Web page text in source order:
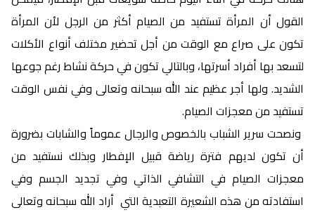
القول أن المرأة تستفيد من الصيام أكثر من الرجل لأن المرأة
تكون على صراع مع الوقت من أجل تحضير مختلف أنواع الأكلات
لتسعد بها أفراد أسرتها، وبالتالي تكون في حركة نشاط رغم جوعها
الشديد. ولها أجر عظيم عند الله سبحانه وتعالى وفي نفس الوقت
تستفيد من معجزات الصيام.
ونصحت سرير الشباب بالخصوص والرجال عموماً والشابات بضرورة
أن تكون لديهم فترة رياضة قبيل الإفطار وبذلك نستفيد من
معجزات الصيام في التشافي الذاتي وفي تجديد الجسم وفي
استفادته من هذه الشعيرة التعبدية التي أراد الله سبحانه وتعالى